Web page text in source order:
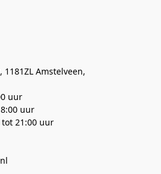
Amstelveen,
uur
uur
21:00 uur